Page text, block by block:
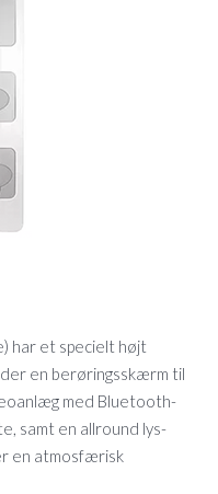
har et specielt højt
en berøringsskærm til
med Bluetooth-
samt en allround lys-
en atmosfærisk